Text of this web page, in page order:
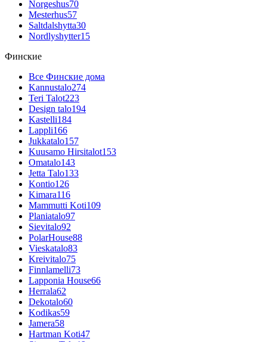
Norgeshus70
Mesterhus57
Saltdalshytta30
Nordlyshytter15
Финские
Все Финские дома
Kannustalo274
Teri Talot223
Design talo194
Kastelli184
Lappli166
Jukkatalo157
Kuusamo Hirsitalot153
Omatalo143
Jetta Talo133
Kontio126
Kimara116
Mammutti Koti109
Planiatalo97
Sievitalo92
PolarHouse88
Vieskatalo83
Kreivitalo75
Finnlamelli73
Lapponia House66
Herrala62
Dekotalo60
Kodikas59
Jamera58
Hartman Koti47